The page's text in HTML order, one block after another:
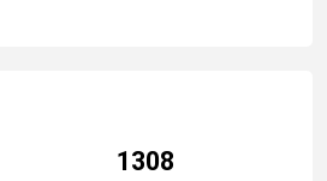
1308